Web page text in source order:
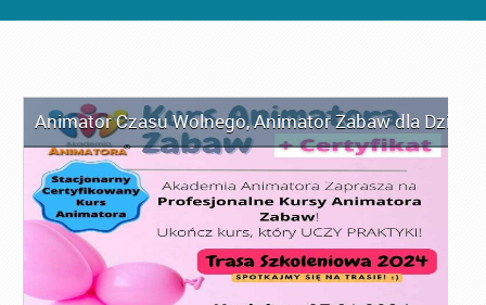
Animator Czasu Wolnego,Animator Zabaw dla Dzieci